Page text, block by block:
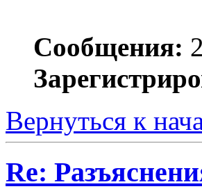
Сообщения:
Вернуться к
Re: